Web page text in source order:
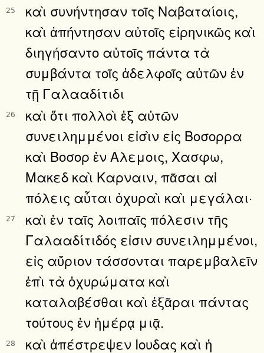
25
καὶ συνήντησαν τοῖς Ναβαταίοις,
καὶ ἀπήντησαν αὐτοῖς εἰρηνικῶς καὶ
διηγήσαντο αὐτοῖς πάντα τὰ
συμβάντα τοῖς ἀδελφοῖς αὐτῶν ἐν
τῇ Γαλααδίτιδι
26
καὶ ὅτι πολλοὶ ἐξ αὐτῶν
συνειλημμένοι εἰσὶν εἰς Βοσορρα
καὶ Βοσορ ἐν Αλεμοις, Χασφω,
Μακεδ καὶ Καρναιν, πᾶσαι αἱ
πόλεις αὗται ὀχυραὶ καὶ μεγάλαι·
27
καὶ ἐν ταῖς λοιπαῖς πόλεσιν τῆς
Γαλααδίτιδός εἰσιν συνειλημμένοι,
εἰς αὔριον τάσσονται παρεμβαλεῖν
ἐπὶ τὰ ὀχυρώματα καὶ
καταλαβέσθαι καὶ ἐξᾶραι πάντας
τούτους ἐν ἡμέρᾳ μιᾷ.
28
καὶ ἀπέστρεψεν Ιουδας καὶ ἡ